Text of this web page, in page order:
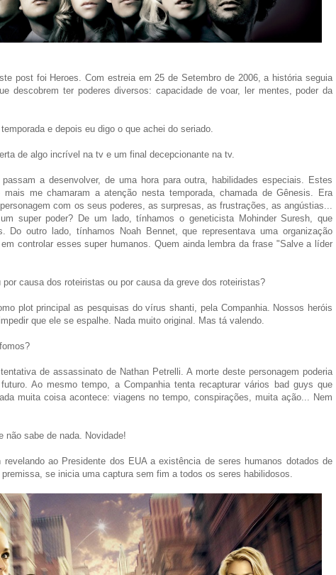
post foi Heroes. Com estreia em 25 de Setembro de 2006, a história seguia
descobrem ter poderes diversos: capacidade de voar, ler mentes, poder da
e depois eu digo o que achei do seriado.
de algo incrível na tv e um final decepcionante na tv.
a desenvolver, de uma hora para outra, habilidades especiais. Estes
me chamaram a atenção nesta temporada, chamada de Gênesis. Era
com os seus poderes, as surpresas, as frustrações, as angústias...
super poder? De um lado, tínhamos o geneticista Mohinder Suresh, que
Do outro lado, tínhamos Noah Bennet, que representava uma organização
controlar esses super humanos. Quem ainda lembra da frase "Salve a líder
por causa dos roteiristas ou por causa da greve dos roteiristas?
plot principal as pesquisas do vírus shanti, pela Companhia. Nossos heróis
que ele se espalhe. Nada muito original. Mas tá valendo.
de assassinato de Nathan Petrelli. A morte deste personagem poderia
Ao mesmo tempo, a Companhia tenta recapturar vários bad guys que
muita coisa acontece: viagens no tempo, conspirações, muita ação... Nem
não sabe de nada. Novidade!
ao Presidente dos EUA a existência de seres humanos dotados de
se inicia uma captura sem fim a todos os seres habilidosos.